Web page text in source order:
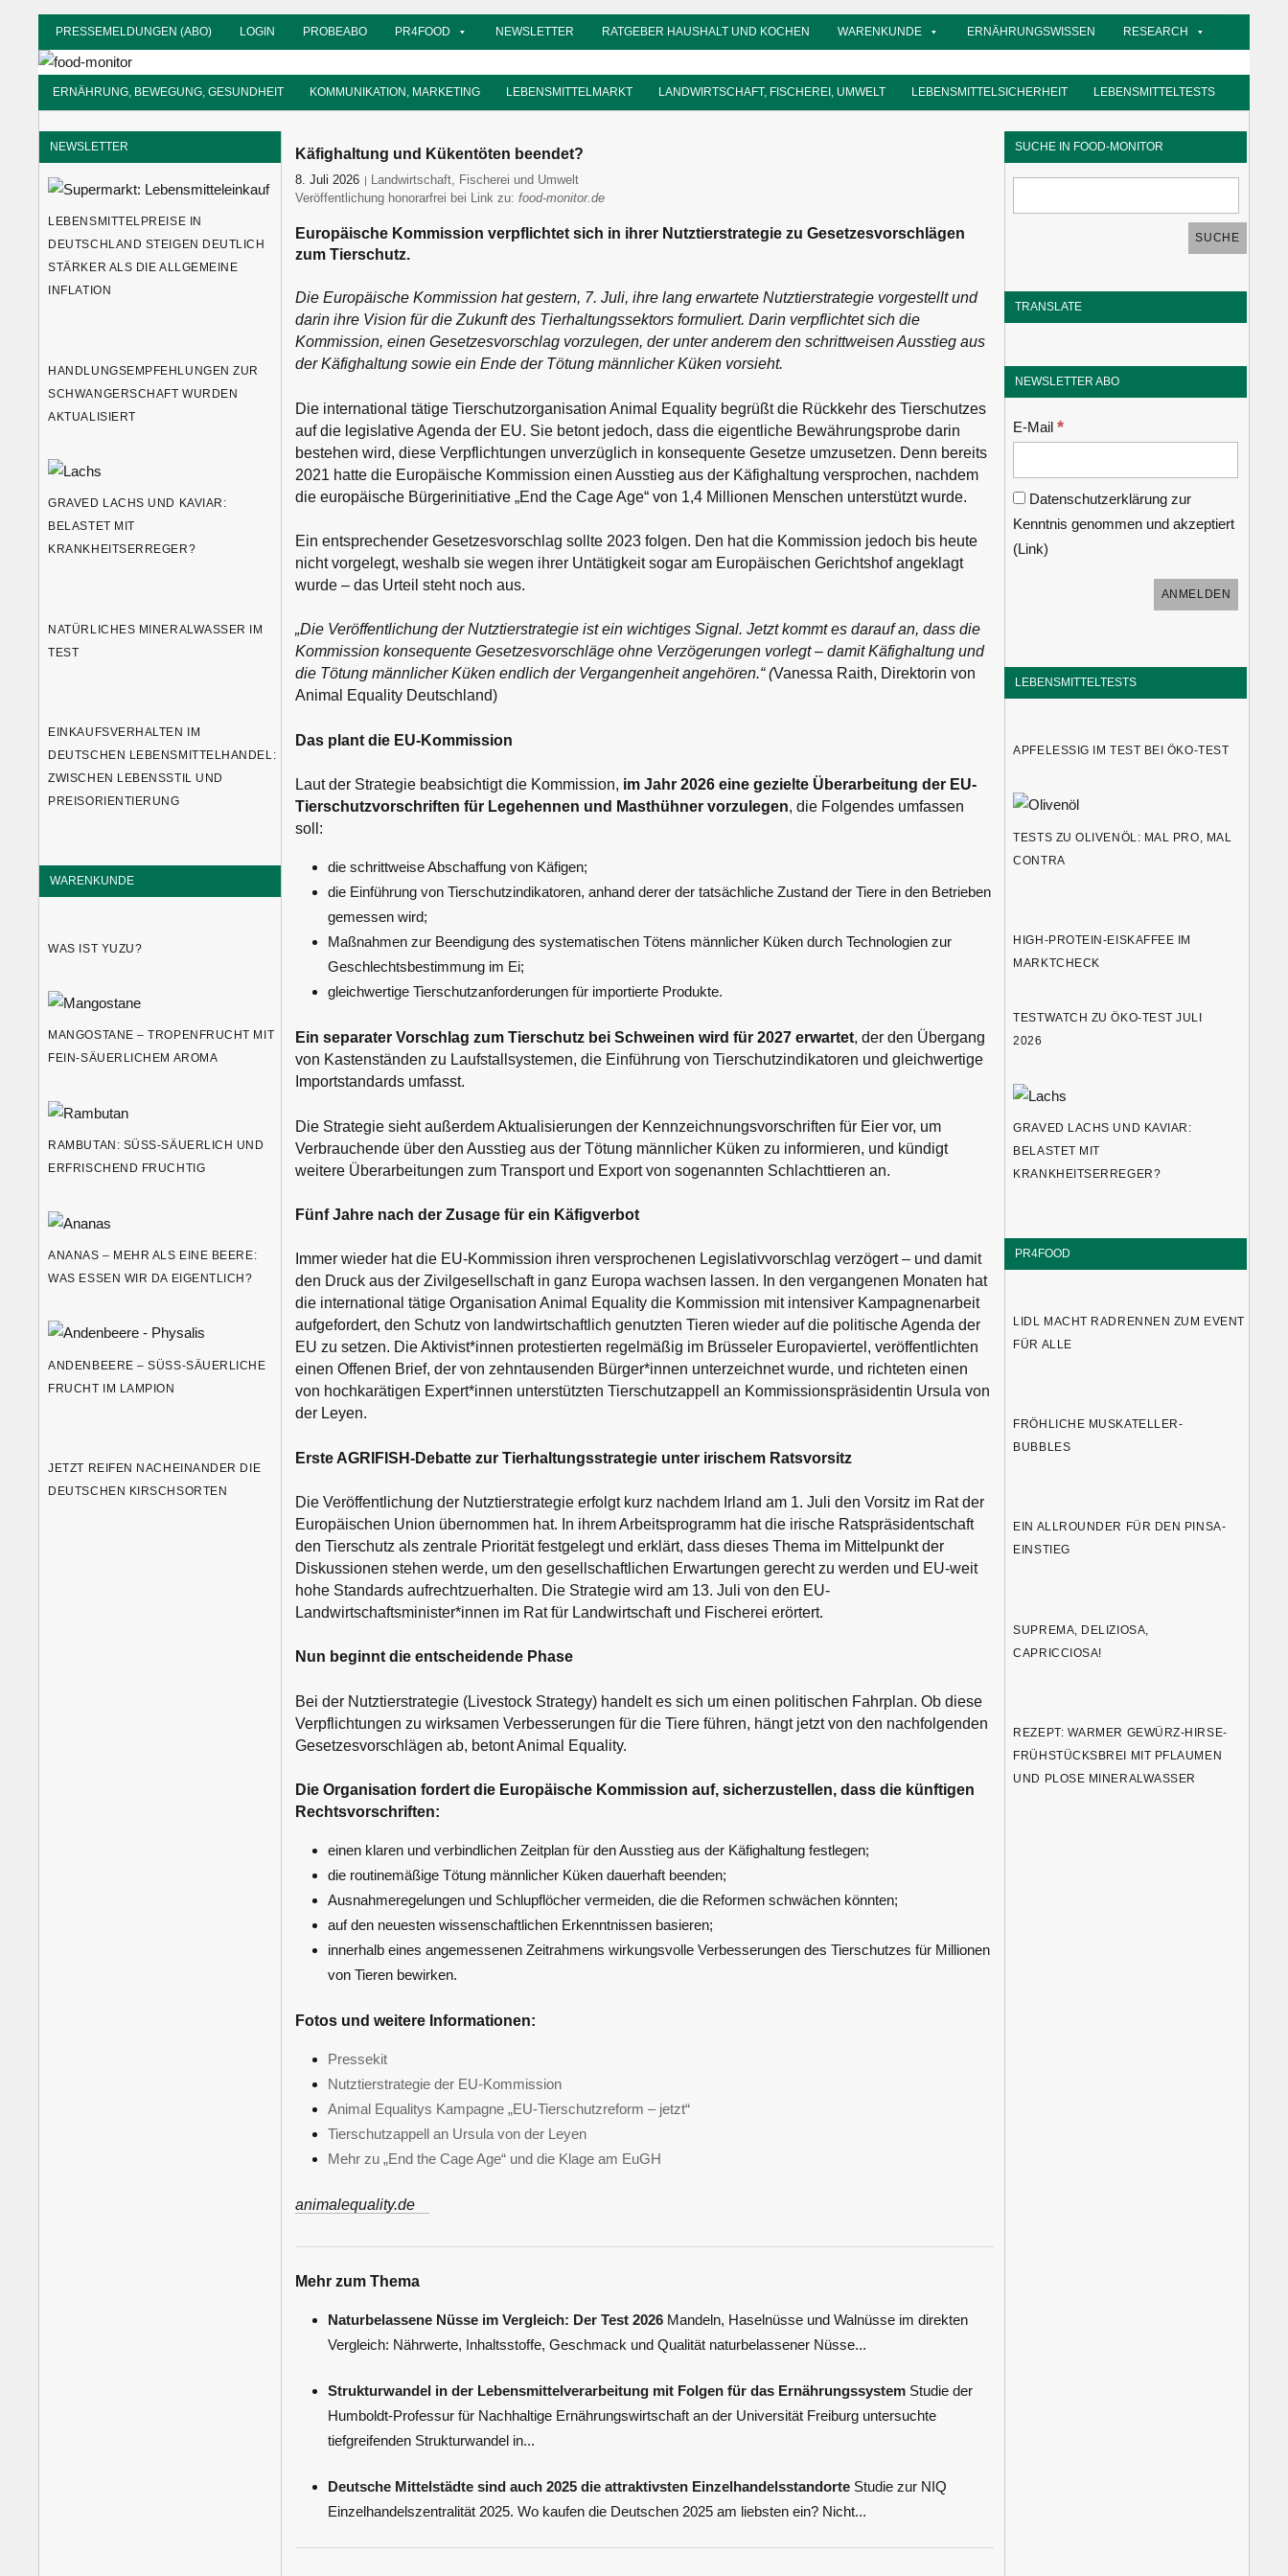
Zum
Inhalt
springen
PRESSEMELDUNGEN (ABO) LOGIN PROBEABO PR4FOOD NEWSLETTER RATGEBER HAUSHALT UND KOCHEN WARENKUNDE ERNÄHRUNGSWISSEN RESEARCH
Informationsdienst
ERNÄHRUNG, BEWEGUNG, GESUNDHEIT KOMMUNIKATION, MARKETING LEBENSMITTELMARKT LANDWIRTSCHAFT, FISCHEREI, UMWELT LEBENSMITTELSICHERHEIT LEBENSMITTELTESTS
Käfighaltung und Kükentöten beendet?
8. Juli 2026 food-monitor
Landwirtschaft, Fischerei und Umwelt
Veröffentlichung honorarfrei bei Link zu: food-monitor.de
Europäische Kommission verpflichtet sich in ihrer Nutztierstrategie zu Gesetzesvorschlägen
zum Tierschutz.
Die Europäische Kommission hat gestern, 7. Juli, ihre lang erwartete Nutztierstrategie vorgestellt und
darin ihre Vision für die Zukunft des Tierhaltungssektors formuliert. Darin verpflichtet sich die
Kommission, einen Gesetzesvorschlag vorzulegen, der unter anderem den schrittweisen Ausstieg aus
der Käfighaltung sowie ein Ende der Tötung männlicher Küken vorsieht.
Die international tätige Tierschutzorganisation Animal Equality begrüßt die Rückkehr des Tierschutzes
auf die legislative Agenda der EU. Sie betont jedoch, dass die eigentliche Bewährungsprobe darin
bestehen wird, diese Verpflichtungen unverzüglich in konsequente Gesetze umzusetzen. Denn bereits
2021 hatte die Europäische Kommission einen Ausstieg aus der Käfighaltung versprochen, nachdem
die europäische Bürgerinitiative „End the Cage Age“ von 1,4 Millionen Menschen unterstützt wurde.
Ein entsprechender Gesetzesvorschlag sollte 2023 folgen. Den hat die Kommission jedoch bis heute
nicht vorgelegt, weshalb sie wegen ihrer Untätigkeit sogar am Europäischen Gerichtshof angeklagt
wurde – das Urteil steht noch aus.
„Die Veröffentlichung der Nutztierstrategie ist ein wichtiges Signal. Jetzt kommt es darauf an, dass die
Kommission konsequente Gesetzesvorschläge ohne Verzögerungen vorlegt – damit Käfighaltung und
die Tötung männlicher Küken endlich der Vergangenheit angehören.“ (Vanessa Raith, Direktorin von
Animal Equality Deutschland)
Das plant die EU-Kommission
Laut der Strategie beabsichtigt die Kommission, im Jahr 2026 eine gezielte Überarbeitung der EU-
Tierschutzvorschriften für Legehennen und Masthühner vorzulegen, die Folgendes umfassen
soll:
die schrittweise Abschaffung von Käfigen;
die Einführung von Tierschutzindikatoren, anhand derer der tatsächliche Zustand der Tiere in den Betrieben
gemessen wird;
Maßnahmen zur Beendigung des systematischen Tötens männlicher Küken durch Technologien zur
Geschlechtsbestimmung im Ei;
gleichwertige Tierschutzanforderungen für importierte Produkte.
Ein separater Vorschlag zum Tierschutz bei Schweinen wird für 2027 erwartet, der den Übergang
von Kastenständen zu Laufstallsystemen, die Einführung von Tierschutzindikatoren und gleichwertige
Importstandards umfasst.
Die Strategie sieht außerdem Aktualisierungen der Kennzeichnungsvorschriften für Eier vor, um
Verbrauchende über den Ausstieg aus der Tötung männlicher Küken zu informieren, und kündigt
weitere Überarbeitungen zum Transport und Export von sogenannten Schlachttieren an.
Fünf Jahre nach der Zusage für ein Käfigverbot
Immer wieder hat die EU-Kommission ihren versprochenen Legislativvorschlag verzögert – und damit
den Druck aus der Zivilgesellschaft in ganz Europa wachsen lassen. In den vergangenen Monaten hat
die international tätige Organisation Animal Equality die Kommission mit intensiver Kampagnenarbeit
aufgefordert, den Schutz von landwirtschaftlich genutzten Tieren wieder auf die politische Agenda der
EU zu setzen. Die Aktivist*innen protestierten regelmäßig im Brüsseler Europaviertel, veröffentlichten
einen Offenen Brief, der von zehntausenden Bürger*innen unterzeichnet wurde, und richteten einen
von hochkarätigen Expert*innen unterstützten Tierschutzappell an Kommissionspräsidentin Ursula von
der Leyen.
Erste AGRIFISH-Debatte zur Tierhaltungsstrategie unter irischem Ratsvorsitz
Die Veröffentlichung der Nutztierstrategie erfolgt kurz nachdem Irland am 1. Juli den Vorsitz im Rat der
Europäischen Union übernommen hat. In ihrem Arbeitsprogramm hat die irische Ratspräsidentschaft
den Tierschutz als zentrale Priorität festgelegt und erklärt, dass dieses Thema im Mittelpunkt der
Diskussionen stehen werde, um den gesellschaftlichen Erwartungen gerecht zu werden und EU-weit
hohe Standards aufrechtzuerhalten. Die Strategie wird am 13. Juli von den EU-
Landwirtschaftsminister*innen im Rat für Landwirtschaft und Fischerei erörtert.
Nun beginnt die entscheidende Phase
Bei der Nutztierstrategie (Livestock Strategy) handelt es sich um einen politischen Fahrplan. Ob diese
Verpflichtungen zu wirksamen Verbesserungen für die Tiere führen, hängt jetzt von den nachfolgenden
Gesetzesvorschlägen ab, betont Animal Equality.
Die Organisation fordert die Europäische Kommission auf, sicherzustellen, dass die künftigen
Rechtsvorschriften:
einen klaren und verbindlichen Zeitplan für den Ausstieg aus der Käfighaltung festlegen;
die routinemäßige Tötung männlicher Küken dauerhaft beenden;
Ausnahmeregelungen und Schlupflöcher vermeiden, die die Reformen schwächen könnten;
auf den neuesten wissenschaftlichen Erkenntnissen basieren;
innerhalb eines angemessenen Zeitrahmens wirkungsvolle Verbesserungen des Tierschutzes für Millionen
von Tieren bewirken.
Fotos und weitere Informationen:
Pressekit
Nutztierstrategie der EU-Kommission
Animal Equalitys Kampagne „EU-Tierschutzreform – jetzt“
Tierschutzappell an Ursula von der Leyen
Mehr zu „End the Cage Age“ und die Klage am EuGH
animalequality.de
Mehr zum Thema
Naturbelassene Nüsse im Vergleich: Der Test 2026 Mandeln, Haselnüsse und Walnüsse im direkten
Vergleich: Nährwerte, Inhaltsstoffe, Geschmack und Qualität naturbelassener Nüsse...
Strukturwandel in der Lebensmittelverarbeitung mit Folgen für das Ernährungssystem Studie der
Humboldt-Professur für Nachhaltige Ernährungswirtschaft an der Universität Freiburg untersuchte
tiefgreifenden Strukturwandel in...
Deutsche Mittelstädte sind auch 2025 die attraktivsten Einzelhandelsstandorte Studie zur NIQ
Einzelhandelszentralität 2025. Wo kaufen die Deutschen 2025 am liebsten ein? Nicht...
NEWSLETTER
LEBENSMITTELPREISE IN
DEUTSCHLAND STEIGEN DEUTLICH
STÄRKER ALS DIE ALLGEMEINE
INFLATION
HANDLUNGSEMPFEHLUNGEN ZUR
SCHWANGERSCHAFT WURDEN
AKTUALISIERT
GRAVED LACHS UND KAVIAR:
BELASTET MIT
KRANKHEITSERREGER?
NATÜRLICHES MINERALWASSER IM
TEST
EINKAUFSVERHALTEN IM
DEUTSCHEN LEBENSMITTELHANDEL:
ZWISCHEN LEBENSSTIL UND
PREISORIENTIERUNG
WARENKUNDE
WAS IST YUZU?
MANGOSTANE – TROPENFRUCHT MIT
FEIN-SÄUERLICHEM AROMA
RAMBUTAN: SÜSS-SÄUERLICH UND E
RFRISCHEND FRUCHTIG
ANANAS – MEHR ALS EINE BEERE:
WAS ESSEN WIR DA EIGENTLICH?
ANDENBEERE – SÜSS-SÄUERLICHE F
RUCHT IM LAMPION
JETZT REIFEN NACHEINANDER DIE
DEUTSCHEN KIRSCHSORTEN
SUCHE IN FOOD-MONITOR
TRANSLATE
NEWSLETTER ABO
E-Mail*
Datenschutzerklärung zur
Kenntnis genommen und akzeptiert
(Link)
LEBENSMITTELTESTS
APFELESSIG IM TEST BEI ÖKO-TEST
TESTS ZU OLIVENÖL: MAL PRO, MAL
CONTRA
HIGH-PROTEIN-EISKAFFEE IM
MARKTCHECK
TESTWATCH ZU ÖKO-TEST JULI
2026
GRAVED LACHS UND KAVIAR:
BELASTET MIT
KRANKHEITSERREGER?
PR4FOOD
LIDL MACHT RADRENNEN ZUM EVENT
FÜR ALLE
FRÖHLICHE MUSKATELLER-
BUBBLES
EIN ALLROUNDER FÜR DEN PINSA-
EINSTIEG
SUPREMA, DELIZIOSA,
CAPRICCIOSA!
REZEPT: WARMER GEWÜRZ-HIRSE-
FRÜHSTÜCKSBREI MIT PFLAUMEN
UND PLOSE MINERALWASSER